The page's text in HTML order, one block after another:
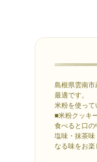
島根県雲南市
最適です。
米粉を使って
■米粉クッキ
食べると口の
塩味・抹茶
なる味をお楽